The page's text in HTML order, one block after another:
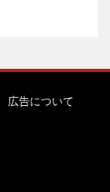
広告について